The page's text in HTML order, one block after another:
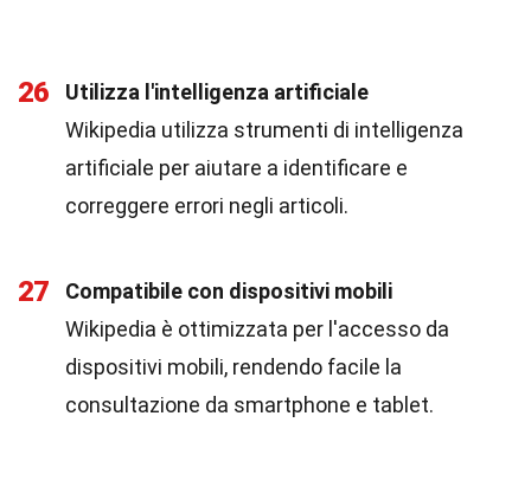
26
Utilizza l'intelligenza artificiale
Wikipedia utilizza strumenti di intelligenza
artificiale per aiutare a identificare e
correggere errori negli articoli.
27
Compatibile con dispositivi mobili
Wikipedia è ottimizzata per l'accesso da
dispositivi mobili, rendendo facile la
consultazione da smartphone e tablet.